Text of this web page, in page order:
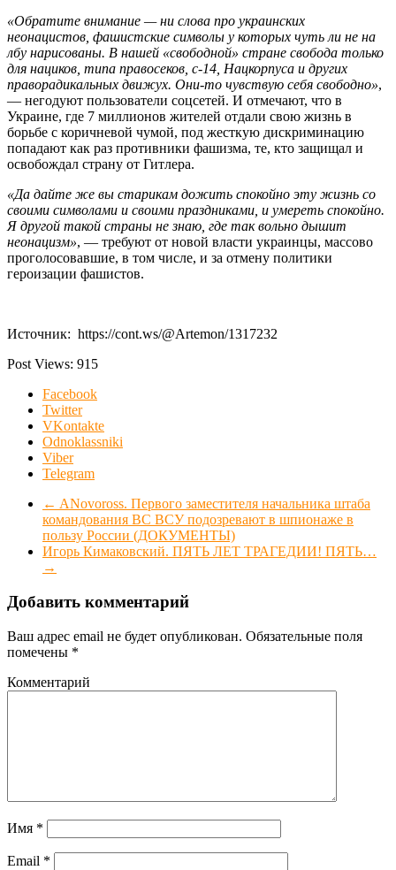
«Обратите внимание — ни слова про украинских
неонацистов, фашистские символы у которых чуть ли не на
лбу нарисованы. В нашей «свободной» стране свобода только
для нациков, типа правосеков, с-14, Нацкорпуса и других
праворадикальных движух. Они-то чувствую себя свободно»,
— негодуют пользователи соцсетей. И отмечают, что в
Украине, где 7 миллионов жителей отдали свою жизнь в
борьбе с коричневой чумой, под жесткую дискриминацию
попадают как раз противники фашизма, те, кто защищал и
освобождал страну от Гитлера.
«Да дайте же вы старикам дожить спокойно эту жизнь со
своими символами и своими праздниками, и умереть спокойно.
Я другой такой страны не знаю, где так вольно дышит
неонацизм», — требуют от новой власти украинцы, массово
проголосовавшие, в том числе, и за отмену политики
героизации фашистов.
Источник: https://cont.ws/@Artemon/1317232
Post Views: 915
Facebook
Twitter
VKontakte
Odnoklassniki
Viber
Telegram
← ANovoross. Первого заместителя начальника штаба
командования ВС ВСУ подозревают в шпионаже в
пользу России (ДОКУМЕНТЫ)
Игорь Кимаковский. ПЯТЬ ЛЕТ ТРАГЕДИИ! ПЯТЬ…
→
Добавить комментарий
Ваш адрес email не будет опубликован. Обязательные поля
помечены *
Комментарий
Имя *
Email *